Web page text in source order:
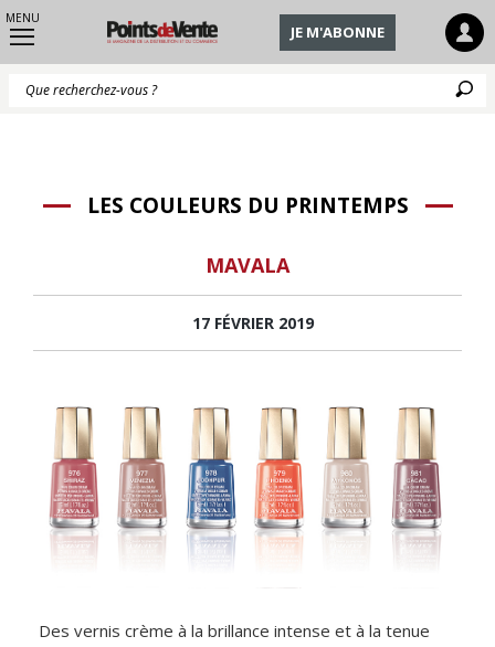
MENU
JE M'ABONNE
LES COULEURS DU PRINTEMPS
MAVALA
17 FÉVRIER 2019
Des vernis crème à la brillance intense et à la tenue